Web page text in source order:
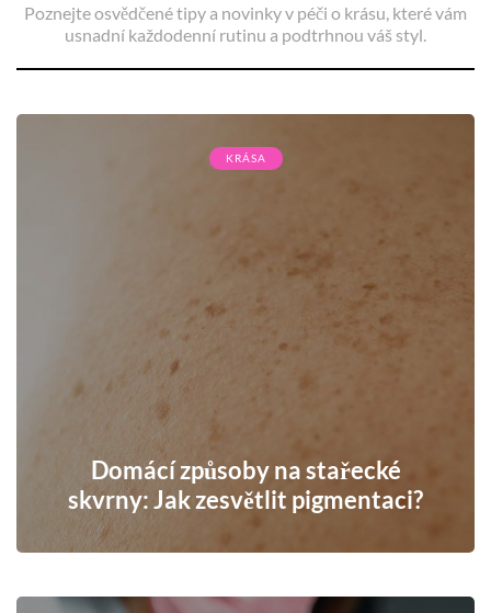
Poznejte osvědčené tipy a novinky v péči o krásu, které vám
usnadní každodenní rutinu a podtrhnou váš styl.
KRÁSA
Domácí způsoby na stařecké
skvrny: Jak zesvětlit pigmentaci?